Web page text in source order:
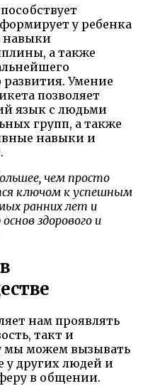
у ребенка
навыки
а также
развития. Умение
позволяет
язык с людьми
групп, а также
навыки и
чем просто
ключом к успешным
ранних лет и
здорового и
нам проявлять
такт и
мы можем вызывать
у других людей и
в общении.